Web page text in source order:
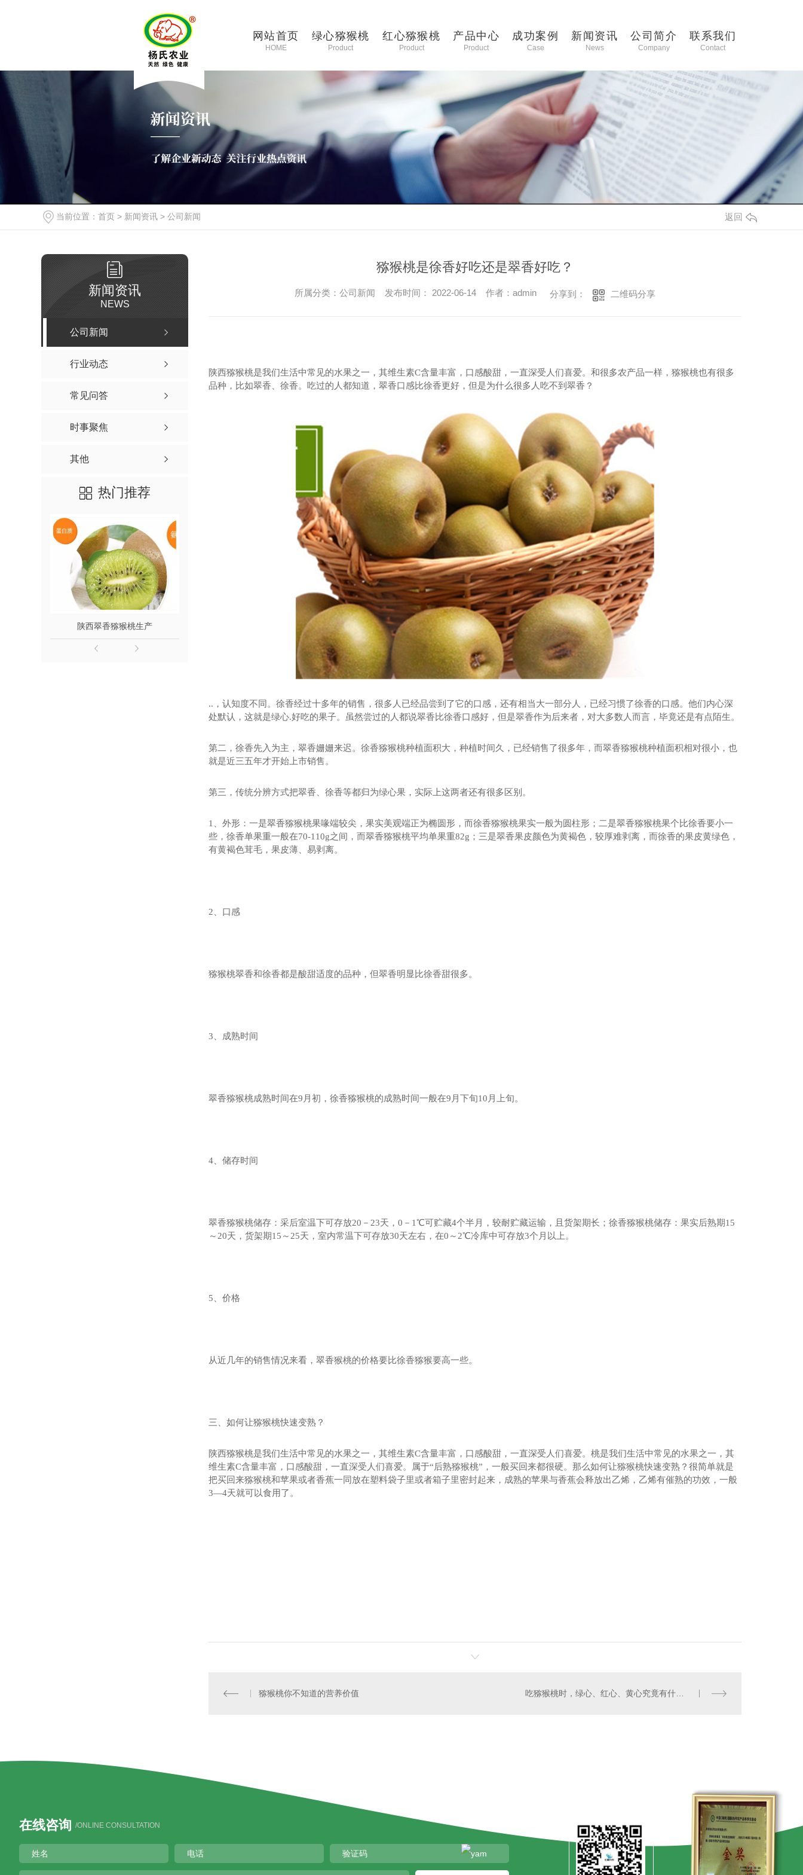
网站首页
HOME
绿心猕猴桃
Product
红心猕猴桃
Product
产品中心
Product
成功案例
Case
新闻资讯
News
公司简介
Company
联系我们
Contact
当前位置： 首页 > 新闻资讯 > 公司新闻 返回
新闻资讯
NEWS
公司新闻
行业动态
常见问答
时事聚焦
其他
热门推荐
陕西翠香猕猴桃生产 陕西红心猕猴桃生产 陕西红心猕猴桃价格
猕猴桃是徐香好吃还是翠香好吃？
所属分类：公司新闻 发布时间： 2022-06-14 作者：admin 分享到： 二维码分享
陕西猕猴桃是我们生活中常见的水果之一，其维生素C含量丰富，口感酸甜，一直深受人们喜爱。和很多农产品一样，猕猴桃也有很多
品种，比如翠香、徐香。吃过的人都知道，翠香口感比徐香更好，但是为什么很多人吃不到翠香？
..，认知度不同。徐香经过十多年的销售，很多人已经品尝到了它的口感，还有相当大一部分人，已经习惯了徐香的口感。他们内心深
处默认，这就是绿心.好吃的果子。虽然尝过的人都说翠香比徐香口感好，但是翠香作为后来者，对大多数人而言，毕竟还是有点陌生。
第二，徐香先入为主，翠香姗姗来迟。徐香猕猴桃种植面积大，种植时间久，已经销售了很多年，而翠香猕猴桃种植面积相对很小，也
就是近三五年才开始上市销售。
第三，传统分辨方式把翠香、徐香等都归为绿心果，实际上这两者还有很多区别。
1、外形：一是翠香猕猴桃果喙端较尖，果实美观端正为椭圆形，而徐香猕猴桃果实一般为圆柱形；二是翠香猕猴桃果个比徐香要小一
些，徐香单果重一般在70-110g之间，而翠香猕猴桃平均单果重82g；三是翠香果皮颜色为黄褐色，较厚难剥离，而徐香的果皮黄绿色，
有黄褐色茸毛，果皮薄、易剥离。
2、口感
猕猴桃翠香和徐香都是酸甜适度的品种，但翠香明显比徐香甜很多。
3、成熟时间
翠香猕猴桃成熟时间在9月初，徐香猕猴桃的成熟时间一般在9月下旬10月上旬。
4、储存时间
翠香猕猴桃储存：采后室温下可存放20－23天，0－1℃可贮藏4个半月，较耐贮藏运输，且货架期长；徐香猕猴桃储存：果实后熟期15
～20天，货架期15～25天，室内常温下可存放30天左右，在0～2℃冷库中可存放3个月以上。
5、价格
从近几年的销售情况来看，翠香猴桃的价格要比徐香猕猴要高一些。
三、如何让猕猴桃快速变熟？
陕西猕猴桃是我们生活中常见的水果之一，其维生素C含量丰富，口感酸甜，一直深受人们喜爱。桃是我们生活中常见的水果之一，其
维生素C含量丰富，口感酸甜，一直深受人们喜爱。属于“后熟猕猴桃”，一般买回来都很硬。那么如何让猕猴桃快速变熟？很简单就是
把买回来猕猴桃和苹果或者香蕉一同放在塑料袋子里或者箱子里密封起来，成熟的苹果与香蕉会释放出乙烯，乙烯有催熟的功效，一般
3—4天就可以食用了。
猕猴桃你不知道的营养价值 吃猕猴桃时，绿心、红心、黄心究竟有什么区别？
在线咨询 /ONLINE CONSULTATION